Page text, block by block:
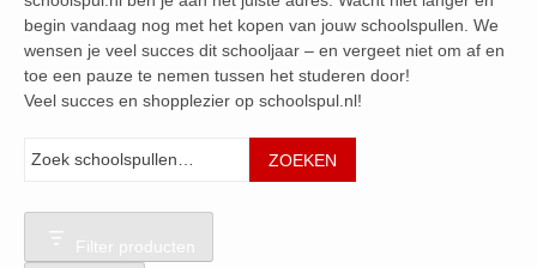
begin vandaag nog met het kopen van jouw schoolspullen. We
wensen je veel succes dit schooljaar – en vergeet niet om af en
toe een pauze te nemen tussen het studeren door!
Veel succes en shopplezier op schoolspul.nl!
Zoeken
ZOEKEN
Filter producten